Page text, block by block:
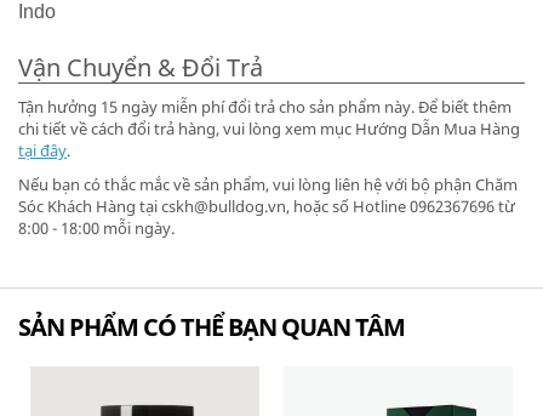
Indo
Vận Chuyển & Đổi Trả
Tận hưởng 15 ngày miễn phí đổi trả cho sản phẩm này. Để biết thêm
chi tiết về cách đổi trả hàng, vui lòng xem mục Hướng Dẫn Mua Hàng
tại đây.
Nếu bạn có thắc mắc về sản phẩm, vui lòng liên hệ với bộ phận Chăm
Sóc Khách Hàng tại cskh@bulldog.vn, hoặc số Hotline 0962367696 từ
8:00 - 18:00 mỗi ngày.
SẢN PHẨM CÓ THỂ BẠN QUAN TÂM